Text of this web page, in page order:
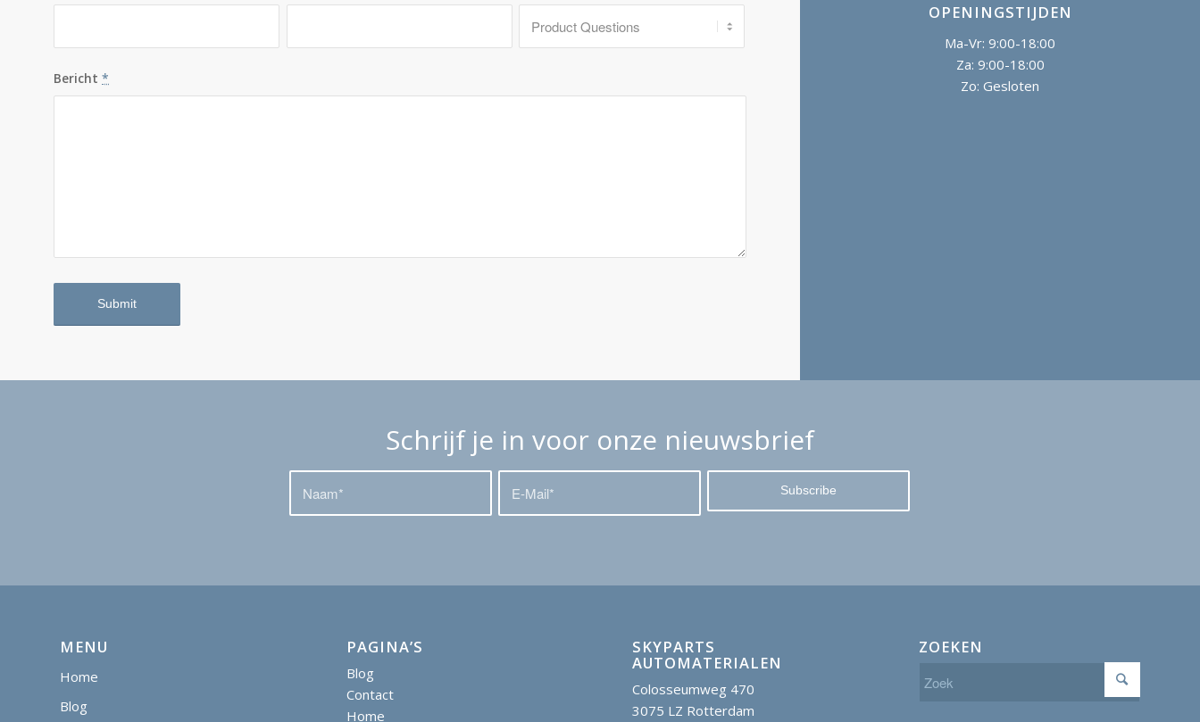
Bericht *
OPENINGSTIJDEN
Ma-Vr: 9:00-18:00
Za: 9:00-18:00
Zo: Gesloten
Schrijf je in voor onze nieuwsbrief
MENU
Home
Blog
PAGINA’S
Blog
Contact
Home
SKYPARTS
AUTOMATERIALEN
Colosseumweg 470
3075 LZ Rotterdam
ZOEKEN